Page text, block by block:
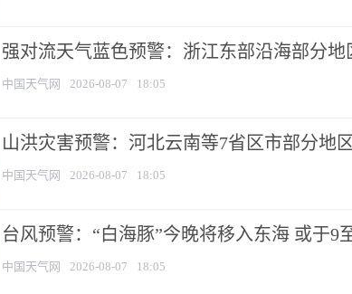
强对流天气蓝色预警：浙江东部沿海部分地
中国天气网 2026-08-07 18:05
山洪灾害预警：河北云南等7省区市部分地
中国天气网 2026-08-07 18:05
台风预警：“白海豚”今晚将移入东海 或于9
中国天气网 2026-08-07 18:05